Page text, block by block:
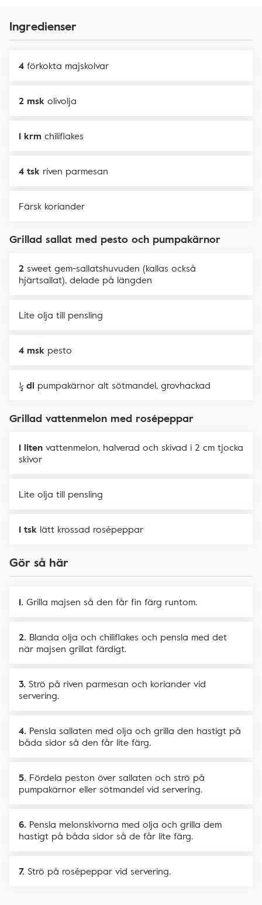
Ingredienser
4 förkokta majskolvar
2 msk olivolja
1 krm chiliflakes
4 tsk riven parmesan
Färsk koriander
Grillad sallat med pesto och pumpakärnor
2 sweet gem-sallatshuvuden (kallas också
hjärtsallat), delade på längden
Lite olja till pensling
4 msk pesto
½ dl pumpakärnor alt sötmandel, grovhackad
Grillad vattenmelon med rosépeppar
1 liten vattenmelon, halverad och skivad i 2 cm tjocka
skivor
Lite olja till pensling
1 tsk lätt krossad rosépeppar
Gör så här
Grilla majsen så den får fin färg runtom.
Blanda olja och chiliflakes och pensla med det
när majsen grillat färdigt.
Strö på riven parmesan och koriander vid
servering.
Pensla sallaten med olja och grilla den hastigt på
båda sidor så den får lite färg.
Fördela peston över sallaten och strö på
pumpakärnor eller sötmandel vid servering.
Pensla melonskivorna med olja och grilla dem
hastigt på båda sidor så de får lite färg.
Strö på rosépeppar vid servering.